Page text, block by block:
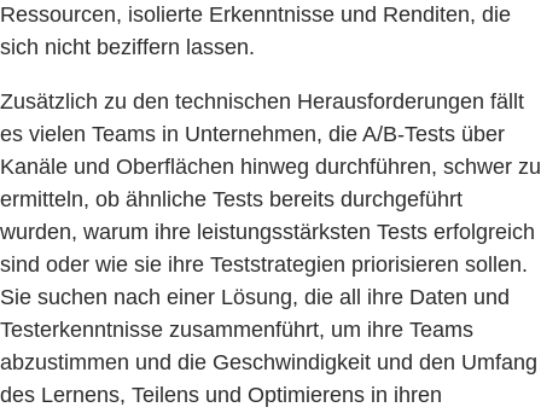
Ressourcen, isolierte Erkenntnisse und Renditen, die
sich nicht beziffern lassen.
Zusätzlich zu den technischen Herausforderungen fällt
es vielen Teams in Unternehmen, die A/B-Tests über
Kanäle und Oberflächen hinweg durchführen, schwer zu
ermitteln, ob ähnliche Tests bereits durchgeführt
wurden, warum ihre leistungsstärksten Tests erfolgreich
sind oder wie sie ihre Teststrategien priorisieren sollen.
Sie suchen nach einer Lösung, die all ihre Daten und
Testerkenntnisse zusammenführt, um ihre Teams
abzustimmen und die Geschwindigkeit und den Umfang
des Lernens, Teilens und Optimierens in ihren